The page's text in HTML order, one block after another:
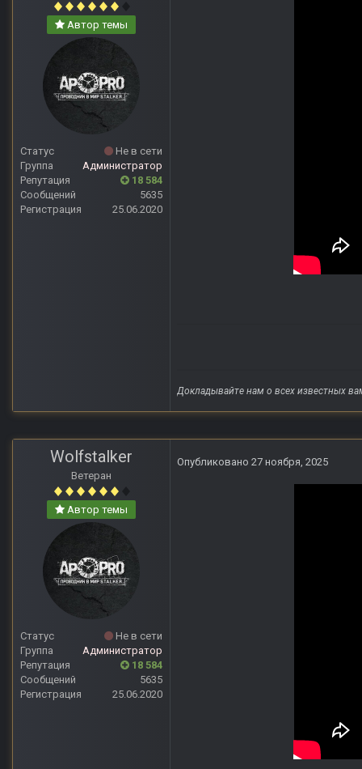
Автор темы
Статус
Не в сети
Группа
Администратор
Репутация
18 584
Сообщений
5635
Регистрация
25.06.2020
Докладывайте нам о всех известных
Wolfstalker
Ветеран
Автор темы
Статус
Не в сети
Группа
Администратор
Репутация
18 584
Сообщений
5635
Регистрация
25.06.2020
Опубликовано 27 ноября, 2025